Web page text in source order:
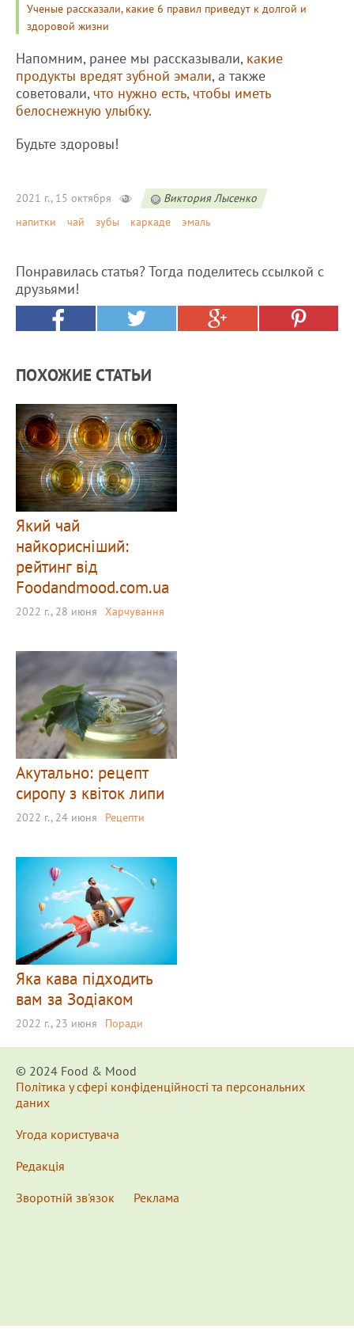
Ученые рассказали, какие 6 правил приведут к долгой и
здоровой жизни
Напомним, ранее мы рассказывали, какие
продукты вредят зубной эмали, а также
советовали, что нужно есть, чтобы иметь
белоснежную улыбку.
Будьте здоровы!
2021 г., 15 октября
Виктория Лысенко
напитки
чай зубы каркаде эмаль
Понравилась статья? Тогда поделитесь ссылкой с
друзьями!
ПОХОЖИЕ СТАТЬИ
Який чай
найкорисніший:
рейтинг від
Foodandmood.com.ua
2022 г., 28 июня Харчування
Акутально: рецепт
сиропу з квіток липи
2022 г., 24 июня Рецепти
Яка кава підходить
вам за Зодіаком
2022 г., 23 июня Поради
© 2024 Food & Мood
Політика у сфері конфіденційності та персональних
даних
Угода користувача
Редакція
Зворотній зв'язок
Реклама